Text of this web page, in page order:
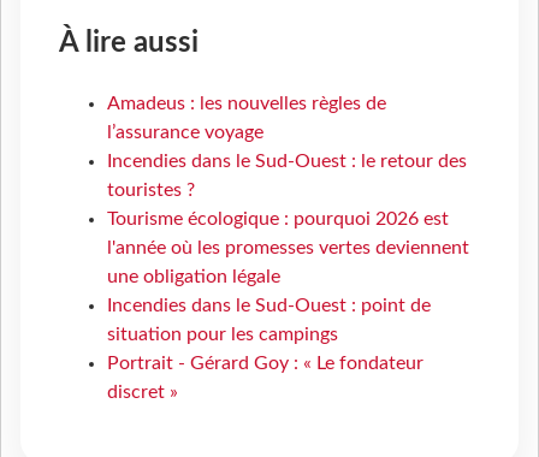
À lire aussi
Amadeus : les nouvelles règles de
l’assurance voyage
Incendies dans le Sud-Ouest : le retour des
touristes ?
Tourisme écologique : pourquoi 2026 est
l'année où les promesses vertes deviennent
une obligation légale
Incendies dans le Sud-Ouest : point de
situation pour les campings
Portrait - Gérard Goy : « Le fondateur
discret »